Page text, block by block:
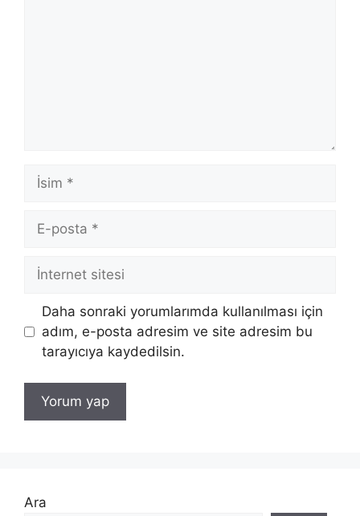
İsim
posta
İnternet
Daha sonraki yorumlarımda kullanılması için
adım, e-posta adresim ve site adresim bu
tarayıcıya kaydedilsin.
Ara